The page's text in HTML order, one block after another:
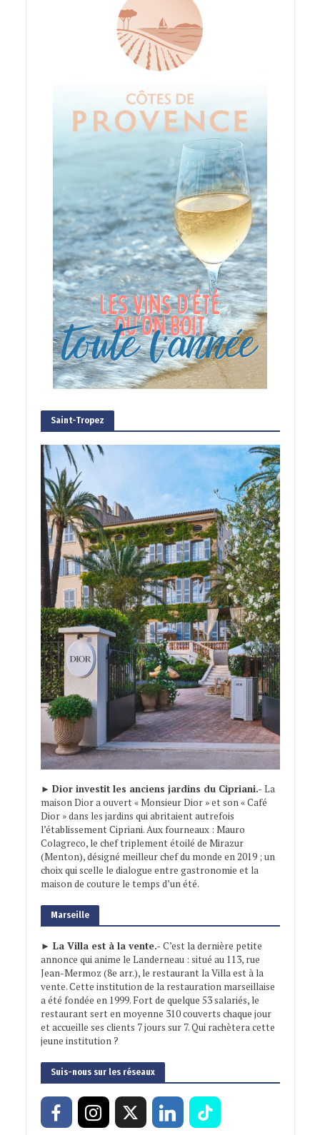
Saint-Tropez
► Dior investit les anciens jardins du Cipriani.- La
maison Dior a ouvert « Monsieur Dior » et son « Café
Dior » dans les jardins qui abritaient autrefois
l’établissement Cipriani. Aux fourneaux : Mauro
Colagreco, le chef triplement étoilé de Mirazur
(Menton), désigné meilleur chef du monde en 2019 ; un
choix qui scelle le dialogue entre gastronomie et la
maison de couture le temps d’un été.
Marseille
► La Villa est à la vente.- C’est la dernière petite
annonce qui anime le Landerneau : situé au 113, rue
Jean-Mermoz (8e arr.), le restaurant la Villa est à la
vente. Cette institution de la restauration marseillaise
a été fondée en 1999. Fort de quelque 53 salariés, le
restaurant sert en moyenne 310 couverts chaque jour
et accueille ses clients 7 jours sur 7. Qui rachètera cette
jeune institution ?
Suis-nous sur les réseaux